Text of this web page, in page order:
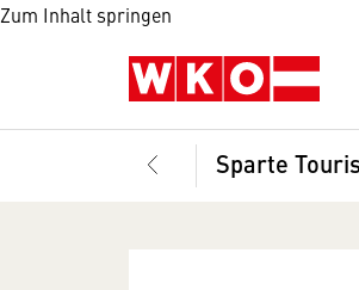
Zum Inhalt springen